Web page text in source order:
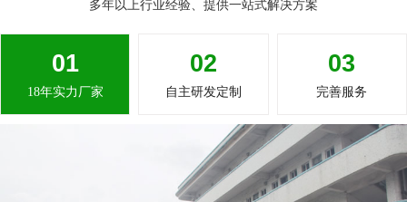
多年以上行业经验、提供一站式解决方案
01
18年实力厂家
02
自主研发定制
03
完善服务